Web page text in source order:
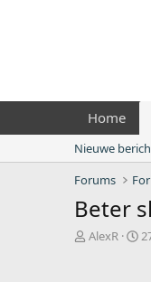
Home
Nieuwe
Forums
Beter
O
AlexR
S